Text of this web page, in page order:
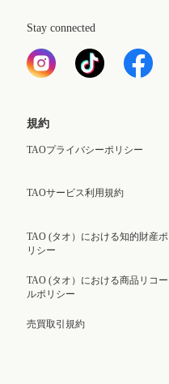
Stay connected
規約
TAOプライバシーポリシー
TAOサービス利用規約
TAO (タオ）における知的財産ポ
リシー
TAO (タオ）における商品リコー
ルポリシー
売買取引規約